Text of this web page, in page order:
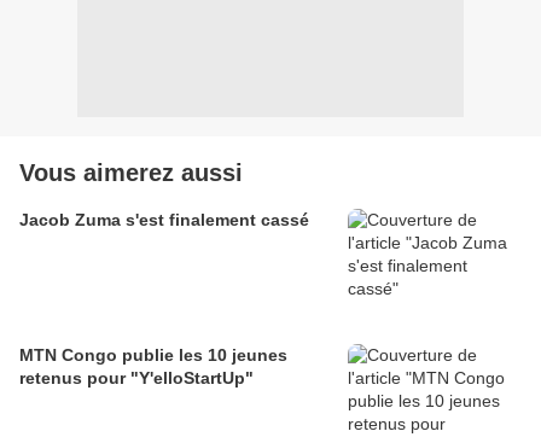
Vous aimerez aussi
Jacob Zuma s'est finalement cassé
MTN Congo publie les 10 jeunes
retenus pour "Y'elloStartUp"